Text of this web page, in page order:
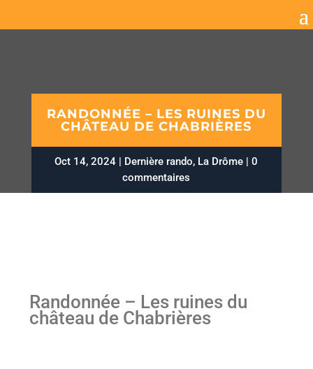
RANDONNÉE – LES RUINES DU
CHÂTEAU DE CHABRIÈRES
Oct 14, 2024 Dernière rando, La Drôme
0
commentaires
Randonnée – Les ruines du
château de Chabrières